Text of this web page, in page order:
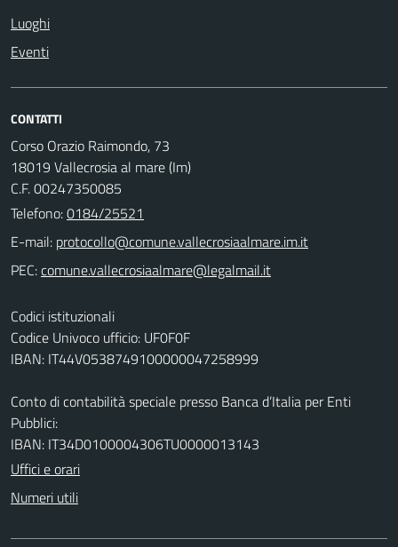
Luoghi
Eventi
CONTATTI
Corso Orazio Raimondo, 73
18019 Vallecrosia al mare (Im)
C.F. 00247350085
Telefono:0184/25521
E-mail:
PEC:
Codici istituzionali
Codice Univoco ufficio: UF0F0F
IBAN: IT44V0538749100000047258999
Conto di contabilità speciale presso Banca d’Italia per Enti
Pubblici:
IBAN: IT34D0100004306TU0000013143
Uffici e orari
Numeri utili